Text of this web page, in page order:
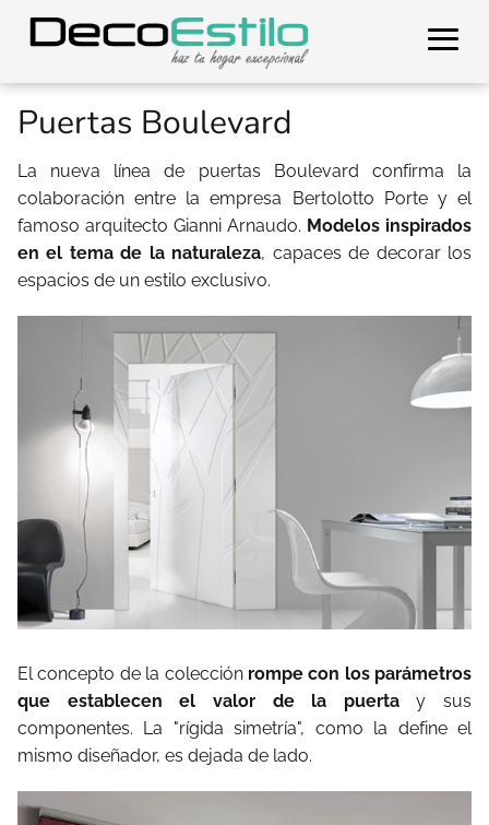
Puertas Boulevard
La nueva línea de puertas Boulevard confirma la
colaboración entre la empresa Bertolotto Porte y el
famoso arquitecto Gianni Arnaudo. Modelos inspirados
en el tema de la naturaleza, capaces de decorar los
espacios de un estilo exclusivo.
El concepto de la colecciónrompe con los parámetros
que establecen el valor de la puertay sus
componentes. La "rígida simetría", como la define el
mismo diseñador, es dejada de lado.